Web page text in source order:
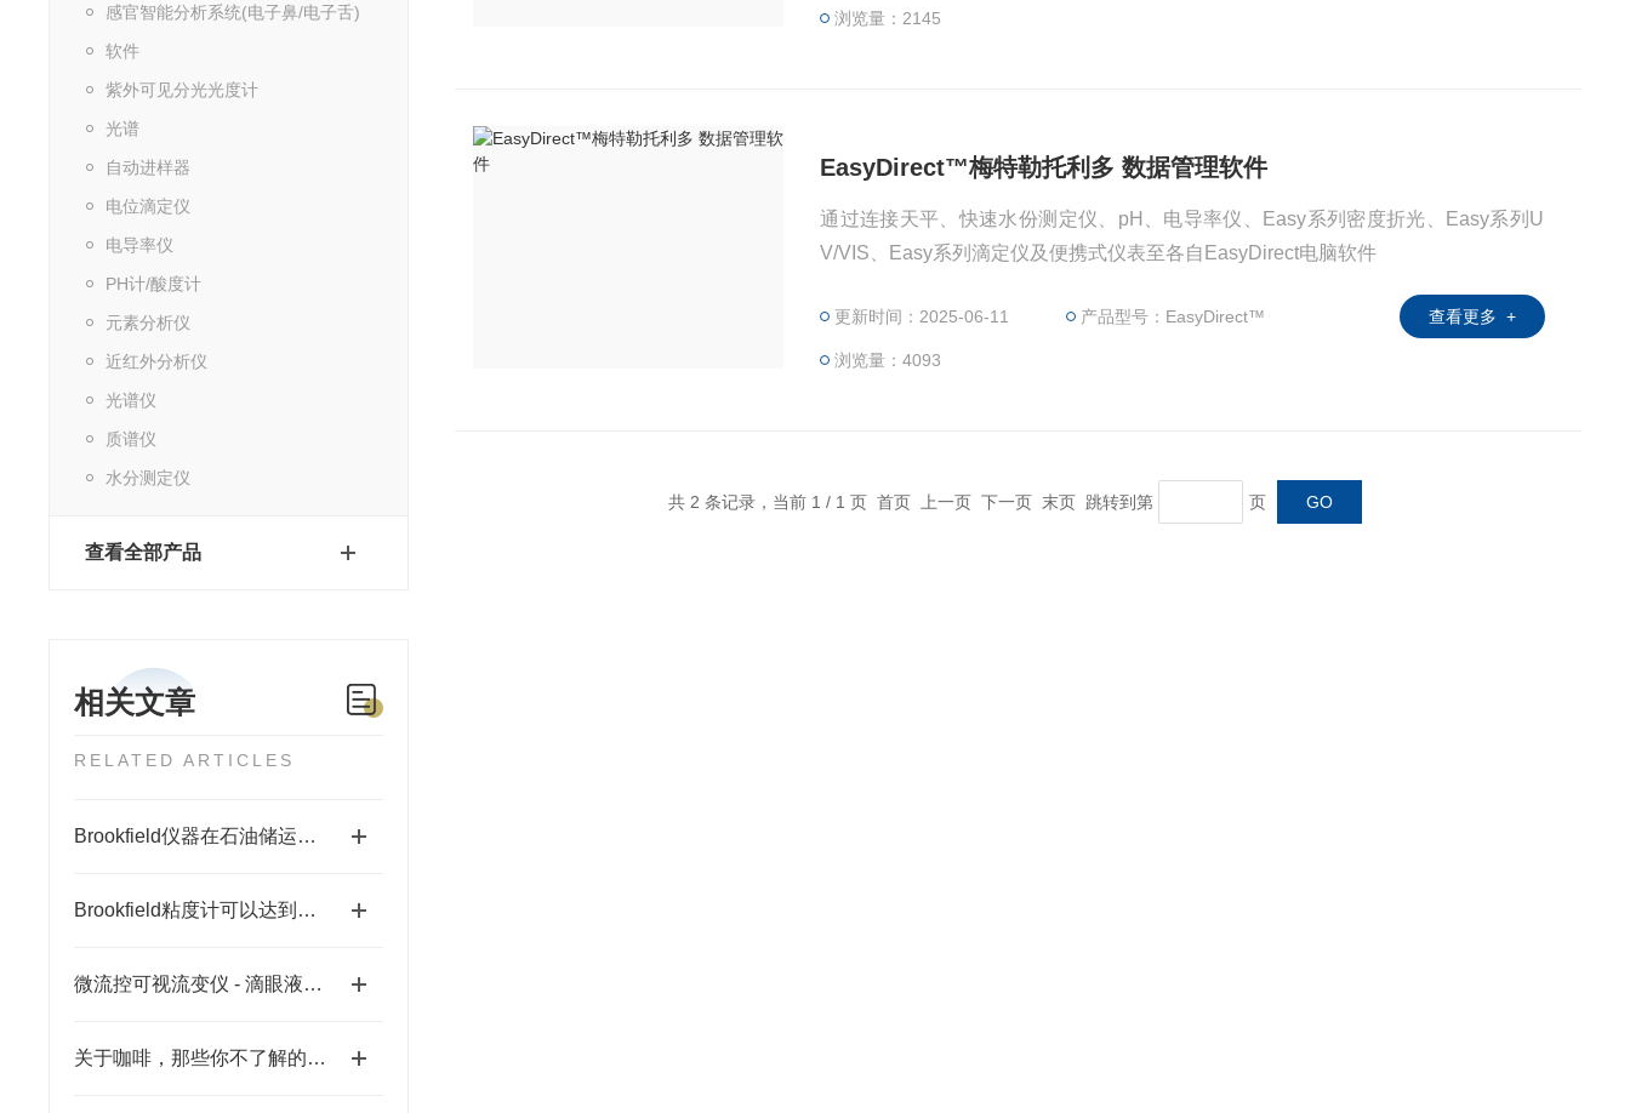
感官智能分析系统(电子鼻/电子舌)
软件
紫外可见分光光度计
光谱
自动进样器
电位滴定仪
电导率仪
PH计/酸度计
元素分析仪
近红外分析仪
光谱仪
质谱仪
水分测定仪
查看全部产品
相关文章
RELATED ARTICLES
Brookfield仪器在石油储运中的应用方案
Brookfield粘度计可以达到改变量程的目的
微流控可视流变仪 - 滴眼液的流变性优化
关于咖啡，那些你不了解的生产准备测试
浏览量：2145
EasyDirect™梅特勒托利多 数据管理软件
通过连接天平、快速水份测定仪、pH、电导率仪、Easy系列密度折光、Easy系列U
V/VIS、Easy系列滴定仪及便携式仪表至各自EasyDirect电脑软件
更新时间：2025-06-11 产品型号：EasyDirect™
浏览量：4093
查看更多 +
共 2 条记录，当前 1 / 1 页 首页 上一页 下一页 末页 跳转到第 页